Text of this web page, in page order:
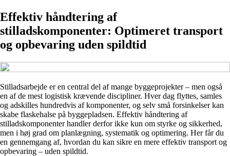
Effektiv håndtering af
stilladskomponenter: Optimeret transport
og opbevaring uden spildtid
Stilladsarbejde er en central del af mange byggeprojekter – men også
en af de mest logistisk krævende discipliner. Hver dag flyttes, samles
og adskilles hundredvis af komponenter, og selv små forsinkelser kan
skabe flaskehalse på byggepladsen. Effektiv håndtering af
stilladskomponenter handler derfor ikke kun om styrke og sikkerhed,
men i høj grad om planlægning, systematik og optimering. Her får du
en gennemgang af, hvordan du kan sikre en mere effektiv transport og
opbevaring – uden spildtid.